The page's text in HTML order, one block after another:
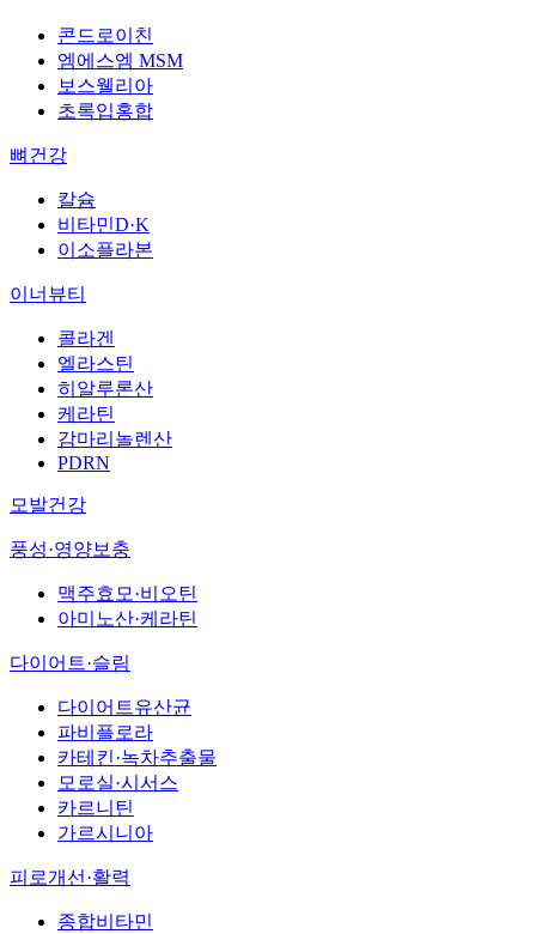
콘드로이친
엠에스엠 MSM
보스웰리아
초록입홍합
뼈건강
칼슘
비타민D·K
이소플라본
이너뷰티
콜라겐
엘라스틴
히알루론산
케라틴
감마리놀렌산
PDRN
모발건강
풍성·영양보충
맥주효모·비오틴
아미노산·케라틴
다이어트·슬림
다이어트유산균
파비플로라
카테킨·녹차추출물
모로실·시서스
카르니틴
가르시니아
피로개선·활력
종합비타민